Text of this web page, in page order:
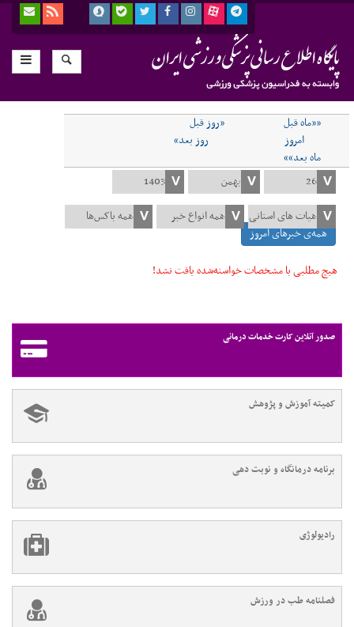
««ماه قبل
«روز قبل
امروز
روز بعد»
ماه بعد»»
همه‌ی خبرهای امروز
هیچ مطلبی با مشخصات خواسته‌شده یافت نشد!
صدور آنلاین کارت خدمات درمانی
کمیته آموزش و پژوهش
برنامه درمانگاه و نوبت دهی
رادیولوژی
فصلنامه طب در ورزش